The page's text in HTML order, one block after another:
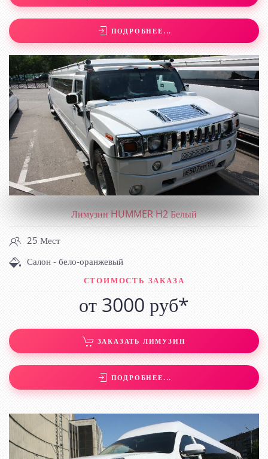
ПОДРОБНЕЕ...
ЛИМУЗИН HUMMER H2 БЕЛЫЙ
Лимузин HUMMER H2 Белый
25 Мест
Салон - бело-оранжевый
СТОИМОСТЬ ЗАКАЗА
от 3000 руб*
ЗАКАЗАТЬ ЛИМУЗИН
ПОДРОБНЕЕ...
ЛИМУЗИН CADILLAC ESCALADE БЕЛЫЙ
ПЕРЛАМУТР